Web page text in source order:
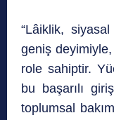
“Lâiklik,
geniş
role sahiptir.
bu başarılı
toplumsal